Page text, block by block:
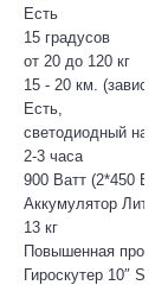
Есть
15 градусов
от 20 до 120 кг
15 - 20 км.
Есть,
светодиодный на
2-3 часа
900 Ватт (2*450
Аккумулятор
13 кг
Повышенная
Гироскутер 10″